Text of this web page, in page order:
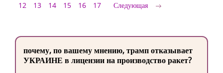
12
13 14 15 16 17 Следующая
почему, по вашему мнению, трамп отказывает
УКРАИНЕ в лицензии на производство ракет?